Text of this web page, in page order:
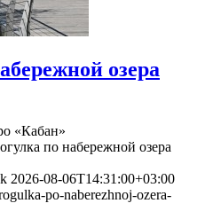
озера
«Кабан»
по набережной озера
2026-08-06T14:31:00+03:00
po-naberezhnoj-ozera-